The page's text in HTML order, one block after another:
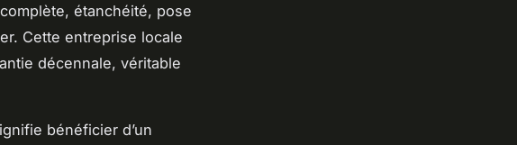
étanchéité, pose
Cette entreprise locale
décennale, véritable
bénéficier d’un